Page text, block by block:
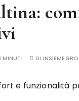
MINUTI DI